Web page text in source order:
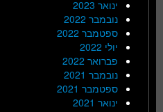
ינואר 2023
נובמבר 2022
ספטמבר 2022
יולי 2022
פברואר 2022
נובמבר 2021
ספטמבר 2021
ינואר 2021